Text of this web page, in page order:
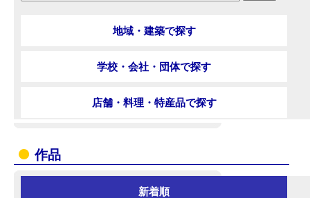
地域・建築で探す
学校・会社・団体で探す
店舗・料理・特産品で探す
作品
新着順